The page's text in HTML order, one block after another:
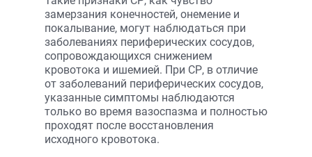
замерзания конечностей, онемение и
покалывание, могут наблюдаться при
заболеваниях периферических сосудов,
сопровождающихся снижением
кровотока и ишемией. При СР, в отличие
от заболеваний периферических сосудов,
указанные симптомы наблюдаются
только во время вазоспазма и полностью
проходят после восстановления
исходного кровотока.